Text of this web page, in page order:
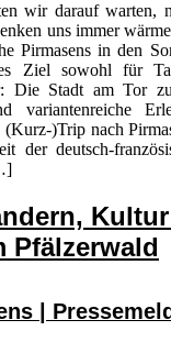
wir darauf warten,
uns immer
Pirmasens in den
Ziel sowohl für
Die Stadt am Tor
variantenreiche
)Trip nach
der deutsch-
Pfälzerwald
|